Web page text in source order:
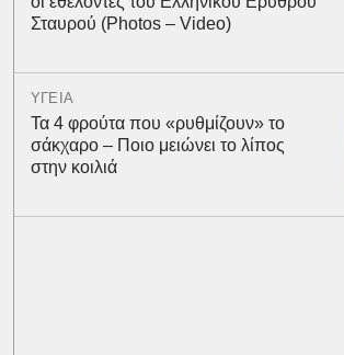
Σταυρού (Photos – Video)
ΥΓΕΙΑ
Τα 4 φρούτα που «ρυθμίζουν» το
σάκχαρο – Ποιο μειώνει το λίπος
στην κοιλιά